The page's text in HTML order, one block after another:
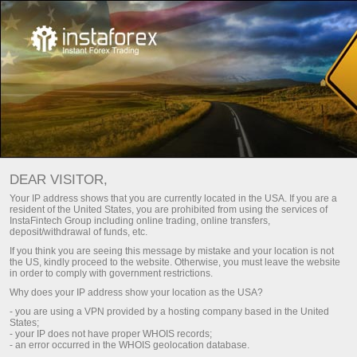
للمتداولين ظروف التداول استضافة VPS
استضافة VPS (الخادم)
لمتداولي الفوركس
VPS هي أداة ستساعدك على تنظيم التداول في
سوق الفوركس بشكل صحيح. يحتوي الخادم على
مصدر طاقة احتياطي، مما يجعله متاحًا وموثوقًا به
على مدار الساعة طوال أيام الأسبوع. إنه مصمم لأي
جهاز. علاوة على ذلك، لديه اتصال عالي السرعة
بالإنترنت. علاوة على ذلك، يمكنك التداول في الوضع
DEAR VISITOR,
Your IP address shows that you are currently located in the USA. If you are a
resident of the United States, you are prohibited from using the services of
InstaFintech Group including online trading, online transfers,
deposit/withdrawal of funds, etc.
If you think you are seeing this message by mistake and your location is not
the US, kindly proceed to the website. Otherwise, you must leave the website
in order to comply with government restrictions.
Why does your IP address show your location as the USA?
- you are using a VPN provided by a hosting company based in the United
States;
- your IP does not have proper WHOIS records;
- an error occurred in the WHOIS geolocation database.